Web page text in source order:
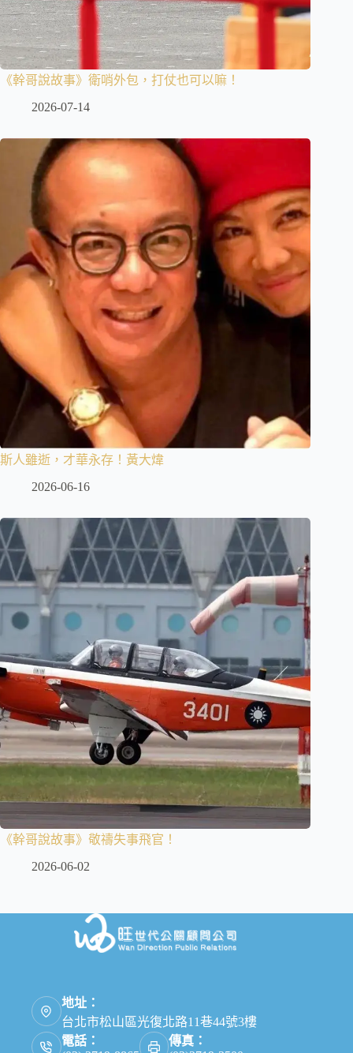
《幹哥說故事》衛哨外包，打仗也可以嘛！
2026-07-14
斯人雖逝，才華永存！黃大煒
2026-06-16
《幹哥說故事》敬禱失事飛官！
2026-06-02
地址：
台北市松山區光復北路11巷44號3樓
電話：
傳真：